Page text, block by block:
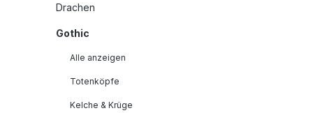
Drachen
Gothic
Alle anzeigen
Totenköpfe
Kelche & Krüge